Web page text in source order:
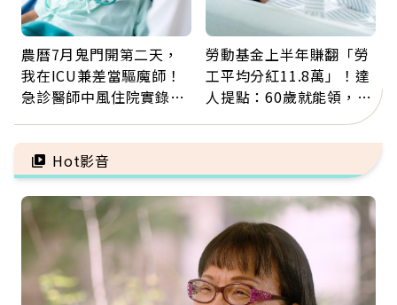
農曆7月鬼門開第二天，
我在ICU兼差當驅魔師！
急診醫師中風住院實錄：
勞動基金上半年賺翻「勞
工平均分紅11.8萬」！達
人提點：60歲就能領，重
新就業還有隱藏版退休金
Hot影音